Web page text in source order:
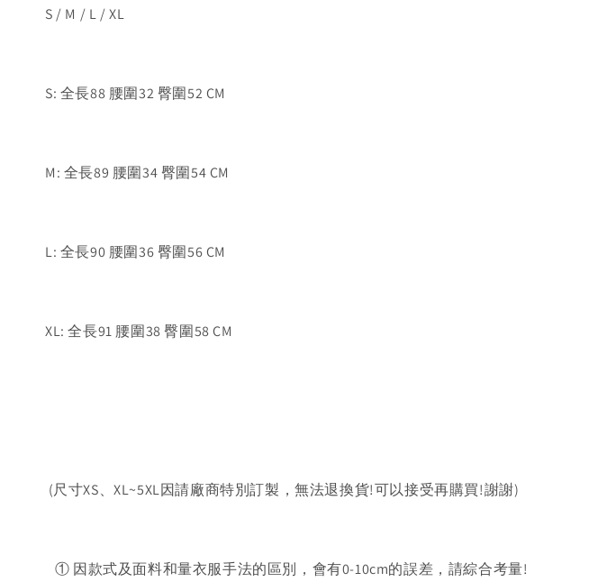
S / M / L / XL
S: 全長88 腰圍32 臀圍52 CM
M: 全長89 腰圍34 臀圍54 CM
L: 全長90 腰圍36 臀圍56 CM
XL: 全長91 腰圍38 臀圍58 CM
(尺寸XS、XL~5XL因請廠商特別訂製，無法退換貨!可以接受再購買!謝謝)
① 因款式及面料和量衣服手法的區別，會有0-10cm的誤差，請綜合考量!